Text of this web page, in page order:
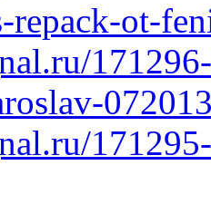
repack-ot-